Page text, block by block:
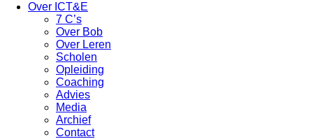
Over ICT&E
7 C’s
Over Bob
Over Leren
Scholen
Opleiding
Coaching
Advies
Media
Archief
Contact